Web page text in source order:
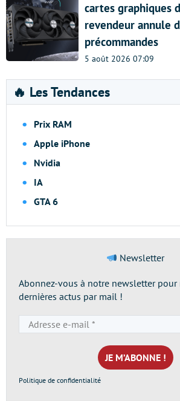
cartes graphiques
revendeur annule
précommandes
5 août 2026 07:09
🔥 Les Tendances
Prix RAM
Apple iPhone
Nvidia
IA
GTA 6
Newsletter
Abonnez-vous à notre newsletter pour
dernières actus par mail !
e-
mail
*
Politique de confidentialité